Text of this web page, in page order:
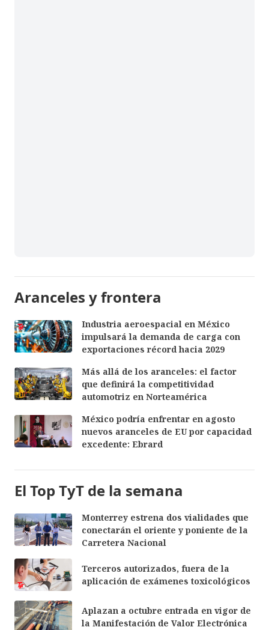
Aranceles y frontera
Industria aeroespacial en México
impulsará la demanda de carga con
exportaciones récord hacia 2029
Más allá de los aranceles: el factor
que definirá la competitividad
automotriz en Norteamérica
México podría enfrentar en agosto
nuevos aranceles de EU por capacidad
excedente: Ebrard
El Top TyT de la semana
Monterrey estrena dos vialidades que
conectarán el oriente y poniente de la
Carretera Nacional
Terceros autorizados, fuera de la
aplicación de exámenes toxicológicos
Aplazan a octubre entrada en vigor de
la Manifestación de Valor Electrónica